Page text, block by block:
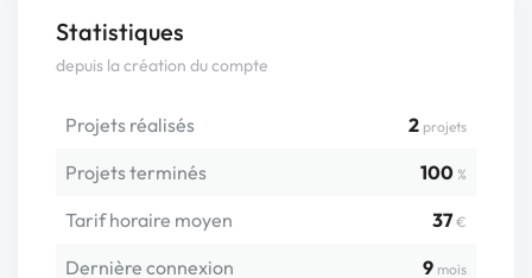
Statistiques
depuis la création du compte
Projets réalisés 2 projets
Projets terminés 100 %
Tarif horaire moyen 37 €
Dernière connexion 9 mois